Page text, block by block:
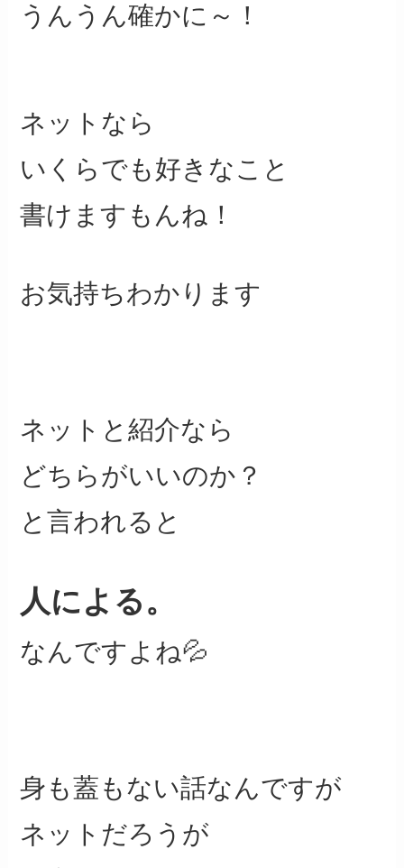
うんうん確かに～！
ネットなら
いくらでも好きなこと
書けますもんね！
お気持ちわかります
ネットと紹介なら
どちらがいいのか？
と言われると
人による。
なんですよね💦
身も蓋もない話なんですが
ネットだろうが